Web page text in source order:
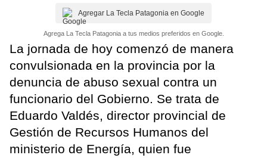
Agregar La Tecla Patagonia en Google
Agrega La Tecla Patagonia a tus medios preferidos en Google.
La jornada de hoy comenzó de manera
convulsionada en la provincia por la
denuncia de abuso sexual contra un
funcionario del Gobierno. Se trata de
Eduardo Valdés, director provincial de
Gestión de Recursos Humanos del
ministerio de Energía, quien fue